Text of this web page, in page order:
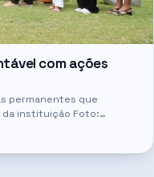
com ações
permanentes que
instituição Foto:
Sustentabilidade e